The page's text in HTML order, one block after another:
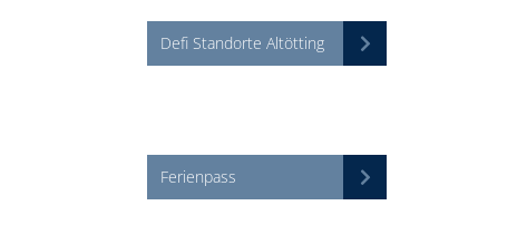
Defi Standorte Altötting
Ferienpass